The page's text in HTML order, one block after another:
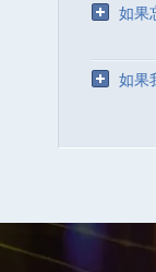
如果
如果